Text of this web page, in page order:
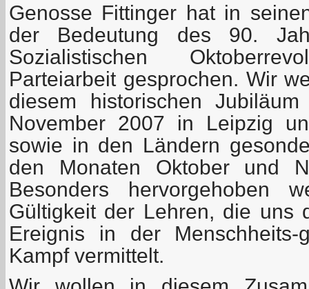
Genosse Fittinger hat in
der Bedeutung des 90.
Sozialistischen
Parteiarbeit gesprochen. Wir
diesem historischen
November 2007 in Leipzig
sowie in den Ländern
den Monaten Oktober und
Besonders hervorgehoben
Gültigkeit der Lehren, die uns
Ereignis in der Menschheits-
Kampf vermittelt.